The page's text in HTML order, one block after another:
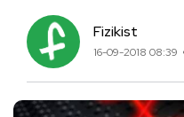
Fizikist
16-09-2018 08:39